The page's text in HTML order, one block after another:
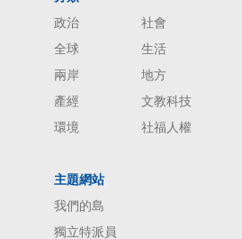
政治
社會
全球
生活
兩岸
地方
產經
文教科技
環境
社福人權
主題網站
我們的島
獨立特派員